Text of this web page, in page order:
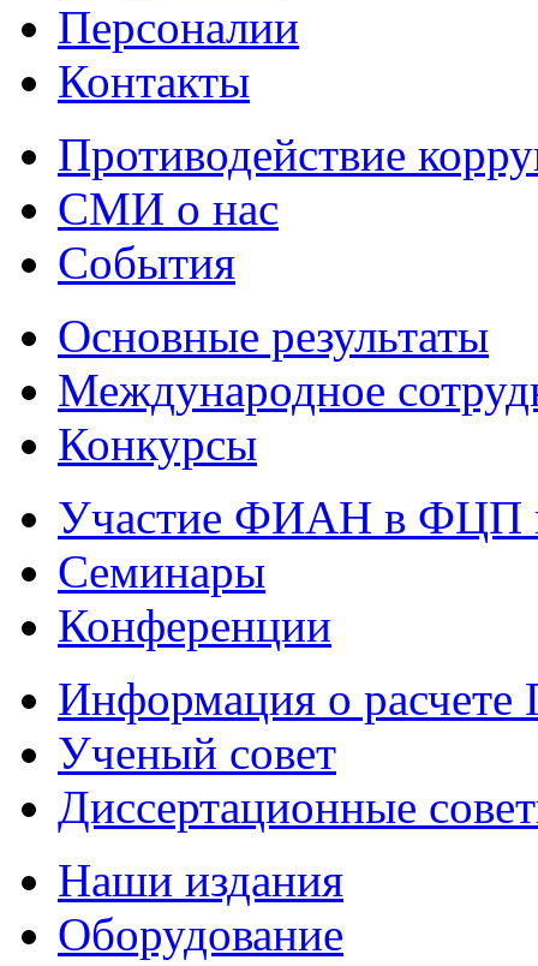
Персоналии
Контакты
Противодействие
СМИ о нас
События
Основные результаты
Международное
Конкурсы
Участие ФИАН в ФЦП
Семинары
Конференции
Информация о
Ученый совет
Диссертационные
Наши издания
Оборудование